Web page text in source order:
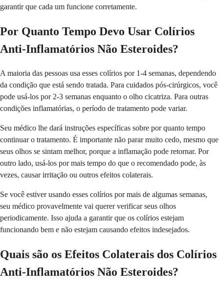
garantir que cada um funcione corretamente.
Por Quanto Tempo Devo Usar Colírios
Anti-Inflamatórios Não Esteroides?
A maioria das pessoas usa esses colírios por 1-4 semanas, dependendo
da condição que está sendo tratada. Para cuidados pós-cirúrgicos, você
pode usá-los por 2-3 semanas enquanto o olho cicatriza. Para outras
condições inflamatórias, o período de tratamento pode variar.
Seu médico lhe dará instruções específicas sobre por quanto tempo
continuar o tratamento. É importante não parar muito cedo, mesmo que
seus olhos se sintam melhor, porque a inflamação pode retornar. Por
outro lado, usá-los por mais tempo do que o recomendado pode, às
vezes, causar irritação ou outros efeitos colaterais.
Se você estiver usando esses colírios por mais de algumas semanas,
seu médico provavelmente vai querer verificar seus olhos
periodicamente. Isso ajuda a garantir que os colírios estejam
funcionando bem e não estejam causando efeitos indesejados.
Quais são os Efeitos Colaterais dos Colírios
Anti-Inflamatórios Não Esteroides?